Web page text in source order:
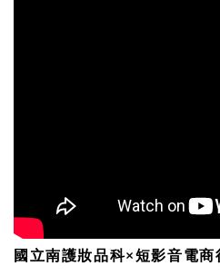
國立南護妝品科×短影音電